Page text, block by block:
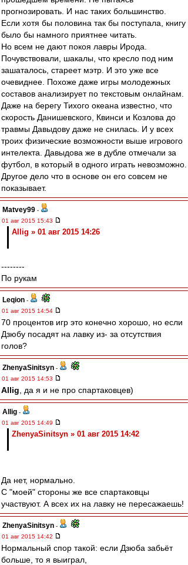
прогнозировать. И нас таких большинство.
Если хотя бы половина так бы поступала, книгу
было бы намного приятнее читать.
Но всем не дают покоя лавры Ирода.
Почувствовали, шакалы, что кресло под ним
зашаталось, стареет мэтр. И это уже все
очевиднее. Похоже даже игры молодежных
составов анализирует по текстовым онлайнам.
Даже на берегу Тихого океана известно, что
скорость Данишевского, Квинси и Козлова до
травмы Давыдову даже не снилась. И у всех
троих физические возможности выше игрового
интелекта. Давыдова же в дубле отмечали за
футбол, в который в одного играть невозможно.
Другое дело что в основе он его совсем не
показывает.
Matvey99 -
01 авг 2015 15:43
Allig » 01 авг 2015 14:26
--------
По рукам
Leqion -
01 авг 2015 14:54
70 процентов игр это конечно хорошо, но если
Дзюбу посадят на лавку из- за отсутствия
голов?
ZhenyaSinitsyn -
01 авг 2015 14:53
Allig , да я и не про спартаковцев)
Allig -
01 авг 2015 14:49
ZhenyaSinitsyn » 01 авг 2015 14:42
Да нет, нормально.
С "моей" стороны же все спартаковцы
участвуют. А всех их на лавку не пересажаешь!
ZhenyaSinitsyn -
01 авг 2015 14:42
Нормальный спор такой: если Дзюба забьёт
больше, то я выиграл,